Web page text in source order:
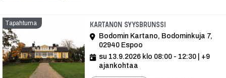
Tapahtuma Kartanon syysbrunssi
Bodomin Kartano, Bodominkuja 7,
02940 Espoo
su 13.9.2026 klo 08:00 - 12:30 | +9
ajankohtaa